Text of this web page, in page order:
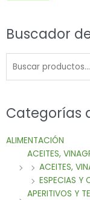
Buscador
Categorías
ALIMENTACIÓN
ACEITES,
ACEITES,
ESPECIAS Y
APERITIVOS Y